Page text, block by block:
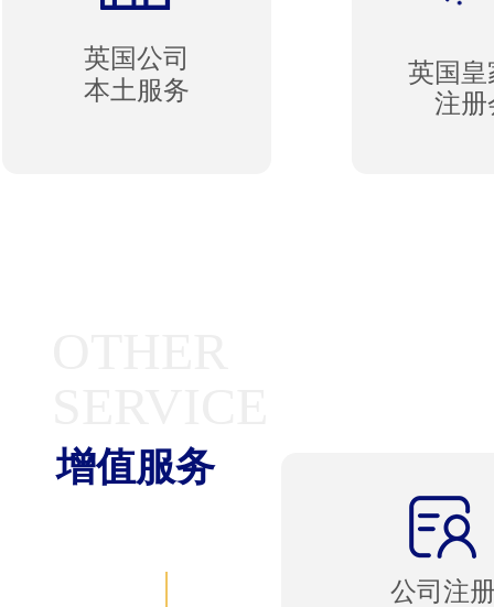
英国公司
本土服务
英国
注册
公司注
增值服务